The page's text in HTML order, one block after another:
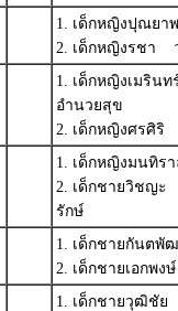
1. เด็กหญิงปุณยา
2. เด็กหญิงรชา
1. เด็กหญิงเมริ
อำนวยสุข
2. เด็กหญิงศรศิ
1. เด็กหญิงมนทิ
2. เด็กชายวิชญ
รักษ์
1. เด็กชายกันต
2. เด็กชายเอกพ
1. เด็กชายวุฒิชั